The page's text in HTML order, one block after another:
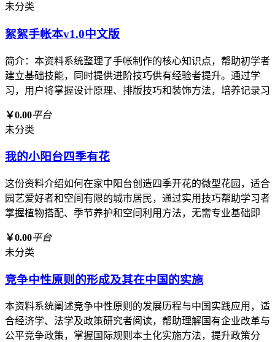
未分类
絮絮手帐本v1.0中文版
简介：本资料系统整理了手帐制作的核心知识点，帮助初学者
建立基础技能，同时提供进阶技巧供有经验者提升。通过学
习，用户将掌握设计原理、排版技巧和装饰方法，培养记录习
￥0.00平台
未分类
我的小阳台四季有花
这份资料介绍如何在家中阳台创造四季开花的微型花园，适合
园艺爱好者和空间有限的城市居民，通过实用技巧帮助学习者
掌握植物搭配、季节养护和空间利用方法，无需专业基础即
￥0.00平台
未分类
竞争中性原则的形成及其在中国的实施
本资料系统阐述竞争中性原则的发展历程与中国实践应用，适
合经济学、法学及政策研究者阅读，帮助理解国有企业改革与
公平竞争政策，掌握国际规则本土化实施方法，提升政策分